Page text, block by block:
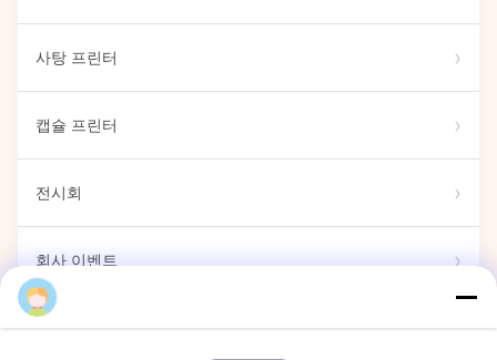
사탕 프린터
캡슐 프린터
전시회
회사 이벤트